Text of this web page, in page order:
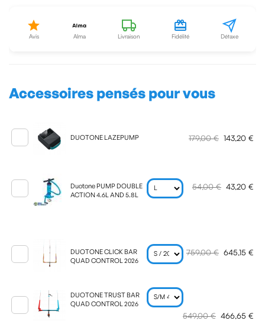
Avis Alma Livraison Fidélité Détaxe
Accessoires pensés pour vous
DUOTONE LAZEPUMP 179,00 € 143,20 €
Duotone PUMP DOUBLE
ACTION 4.6L AND 5.8L
54,00 € 43,20 €
DUOTONE CLICK BAR
QUAD CONTROL 2026
759,00 € 645,15 €
DUOTONE TRUST BAR
QUAD CONTROL 2026
549,00 € 466,65 €